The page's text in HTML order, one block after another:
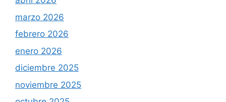
marzo 2026
febrero 2026
enero 2026
diciembre 2025
noviembre 2025